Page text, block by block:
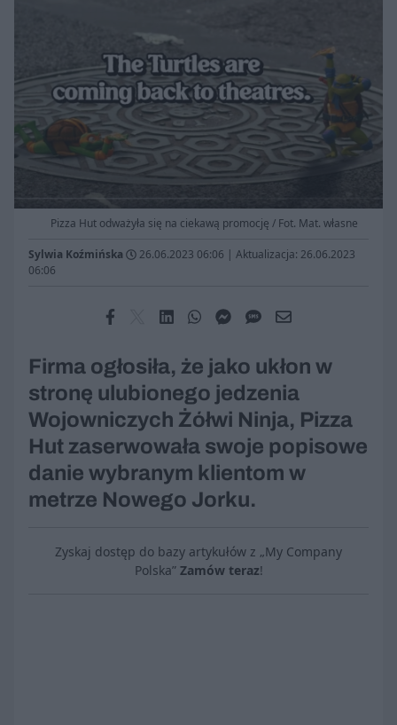
Pizza Hut odważyła się na ciekawą promocję / Fot. Mat. własne
Sylwia Koźmińska 26.06.2023 06:06 | Aktualizacja: 26.06.2023
06:06
Firma ogłosiła, że jako ukłon w
stronę ulubionego jedzenia
Wojowniczych Żółwi Ninja, Pizza
Hut zaserwowała swoje popisowe
danie wybranym klientom w
metrze Nowego Jorku.
Zyskaj dostęp do bazy artykułów z „My Company
Polska” Zamów teraz!